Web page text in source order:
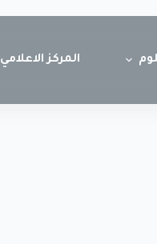
المركز الاعلامي